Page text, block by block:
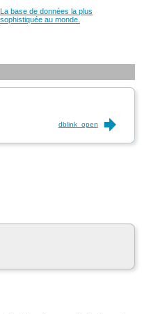
dblink_open